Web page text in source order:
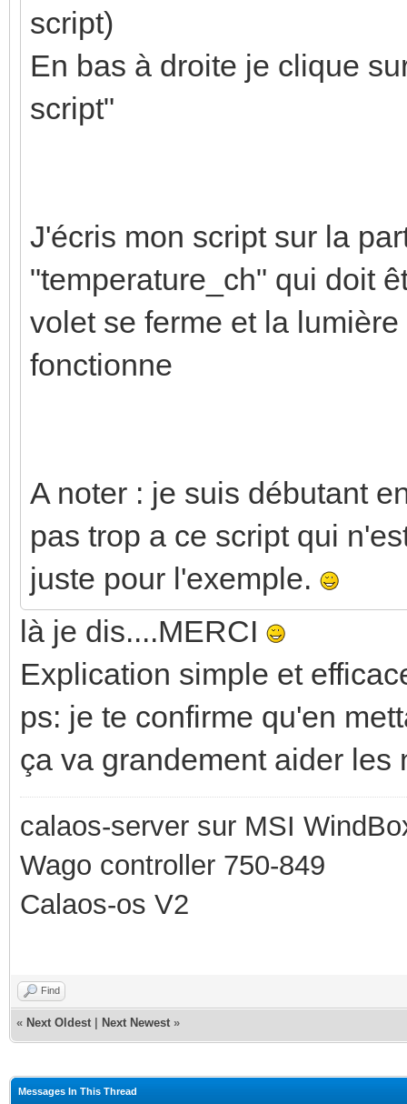
script)
En bas à droite je clique
script"
J'écris mon script sur la
"temperature_ch" qui doit
volet se ferme et la
fonctionne
A noter : je suis débutant
pas trop a ce script qui
juste pour l'exemple.
là je dis....MERCI
Explication simple et
ps: je te confirme qu'en
ça va grandement aider les
calaos-server sur MSI
Wago controller 750-849
Calaos-os V2
Find
« Next Oldest Next Newest »
Messages In This Thread